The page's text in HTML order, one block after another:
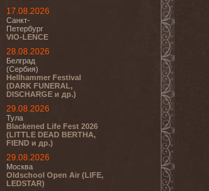
17.08.2026
Санкт-
Петербург
VIO-LENCE
28.08.2026
Белград
(Сербия)
Hellhammer Festival
(DARK FUNERAL,
DISCHARGE и др.)
29.08.2026
Тула
Blackened Life Fest 2026
(LITTLE DEAD BERTHA,
FIEND и др.)
29.08.2026
Москва
Oldschool Open Air (LIFE,
LEDSTAR)